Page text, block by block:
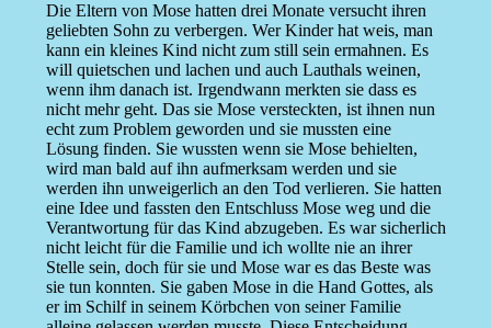
Die Eltern von Mose hatten drei Monate versucht ihren
geliebten Sohn zu verbergen. Wer Kinder hat weis, man
kann ein kleines Kind nicht zum still sein ermahnen. Es
will quietschen und lachen und auch Lauthals weinen,
wenn ihm danach ist. Irgendwann merkten sie dass es
nicht mehr geht. Das sie Mose versteckten, ist ihnen nun
echt zum Problem geworden und sie mussten eine
Lösung finden. Sie wussten wenn sie Mose behielten,
wird man bald auf ihn aufmerksam werden und sie
werden ihn unweigerlich an den Tod verlieren. Sie hatten
eine Idee und fassten den Entschluss Mose weg und die
Verantwortung für das Kind abzugeben. Es war sicherlich
nicht leicht für die Familie und ich wollte nie an ihrer
Stelle sein, doch für sie und Mose war es das Beste was
sie tun konnten. Sie gaben Mose in die Hand Gottes, als
er im Schilf in seinem Körbchen von seiner Familie